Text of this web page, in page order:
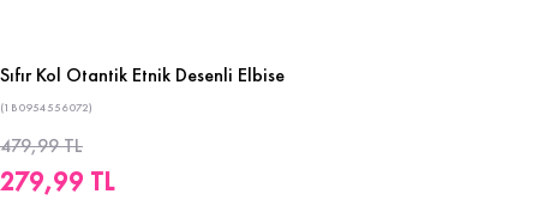
Sıfır Kol Otantik Etnik Desenli Elbise
(1B0954556072)
479,99 TL
279,99 TL